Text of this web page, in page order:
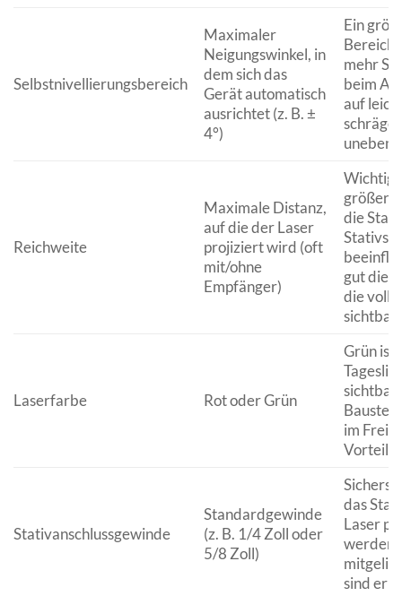
Selbstnivellierungsbereich
Maximaler
Neigungswinkel, in
dem sich das
Gerät automatisch
ausrichtet (z. B. ±
4°)
Ein
Bereich
mehr
beim
auf
Reichweite
Maximale Distanz,
auf die der Laser
projiziert wird (oft
mit/ohne
Empfänger)
Wichtig
größere
die
Stativs
gut die
die volle
sichtbar
Laserfarbe Rot oder Grün
Grün ist
im
Vorteil
Stativanschlussgewinde
Standardgewinde
(z. B. 1/4 Zoll oder
5/8 Zoll)
das
Laser
werden
sind